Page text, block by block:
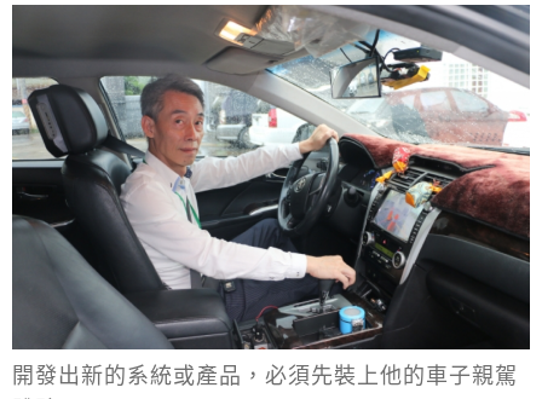
開發出新的系統或產品，必須先裝上他的車子親駕